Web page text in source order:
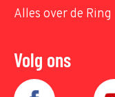
Alles over de Ring
Volg ons